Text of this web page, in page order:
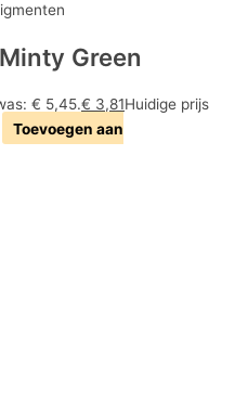
Green
€ 5,45.€ 3,81Huidige prijs
Toevoegen aan